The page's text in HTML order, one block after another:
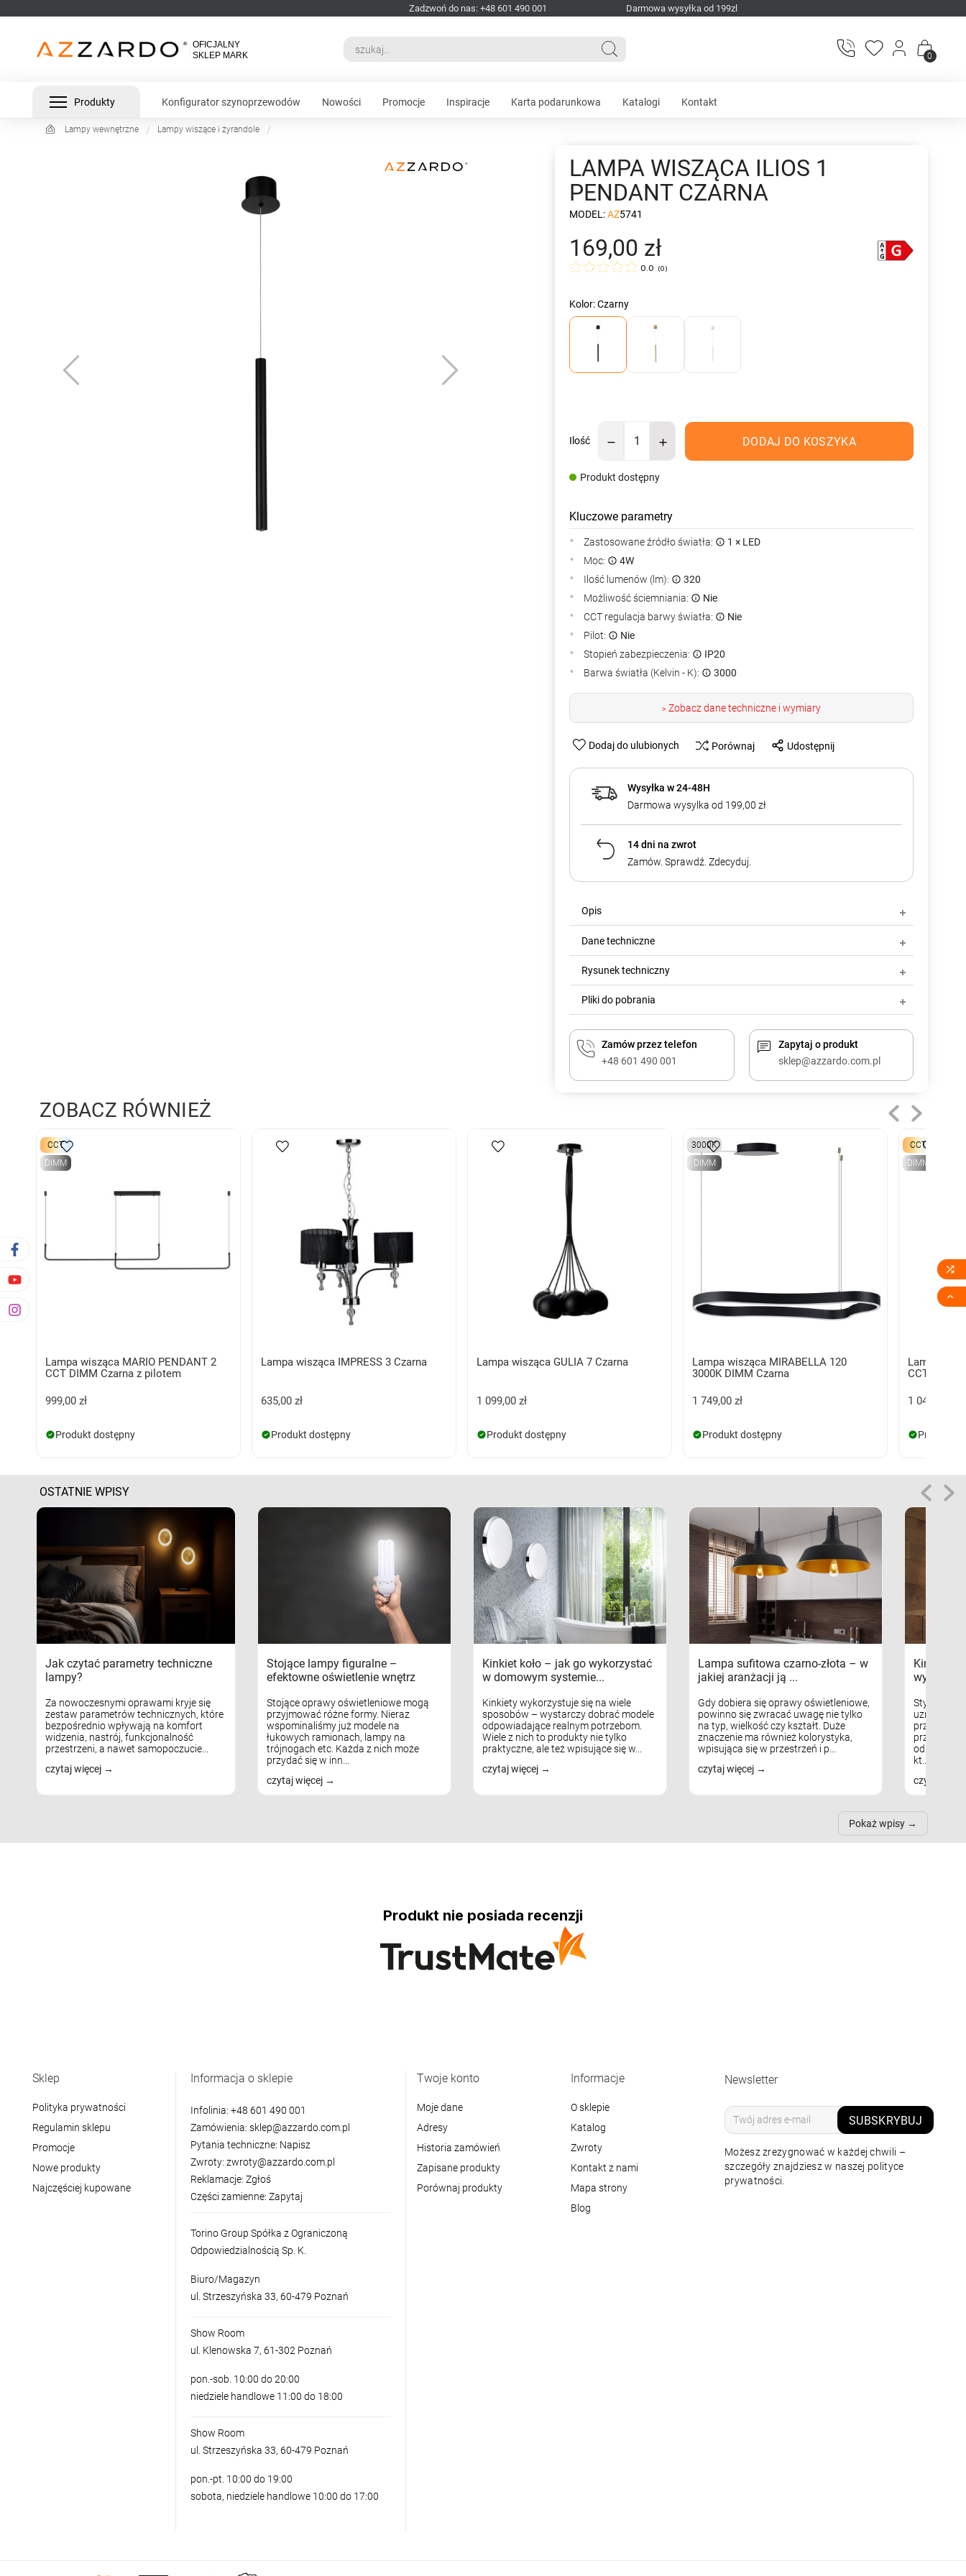
Zadzwoń do nas: +48 601 490 001 Darmowa wysyłka od 199zl
0
Produkty Konfigurator szynoprzewodów Nowości Promocje Inspiracje Karta podarunkowa Katalogi Kontakt
Lampy wewnętrzne Lampy wiszące i żyrandole
LAMPA WISZĄCA ILIOS 1
PENDANT CZARNA
MODEL:AZ5741
169,00 zł
0.0 (0)
Kolor: Czarny
Ilość DODAJ DO KOSZYKA
Produkt dostępny
Kluczowe parametry
Zastosowane źródło światła:
1 × LED
Moc:
4W
Ilość lumenów (lm):
320
Możliwość ściemniania:
Nie
CCT regulacja barwy światła:
Nie
Pilot:
Nie
Stopień zabezpieczenia:
IP20
Barwa światła (Kelvin - K):
3000
> Zobacz dane techniczne i wymiary
Dodaj do ulubionych Porównaj Udostępnij
Wysyłka w 24-48H
Darmowa wysylka od 199,00 zł
14 dni na zwrot
Zamów. Sprawdź. Zdecyduj.
Opis
Dane techniczne
Rysunek techniczny
Pliki do pobrania
Zamów przez telefon
+48 601 490 001
Zapytaj o produkt
sklep@azzardo.com.pl
ZOBACZ RÓWNIEŻ
CCT
DIMM
Lampa wisząca MARIO PENDANT 2
CCT DIMM Czarna z pilotem
999,00 zł
Produkt dostępny
Lampa wisząca IMPRESS 3 Czarna
635,00 zł
Produkt dostępny
Lampa wisząca GULIA 7 Czarna
1 099,00 zł
Produkt dostępny
3000K
DIMM
Lampa wisząca MIRABELLA 120
3000K DIMM Czarna
1 749,00 zł
Produkt dostępny
CCT
DIMM
Lampa
CCT
1 045,00 zł
Produkt
OSTATNIE WPISY
Jak czytać parametry techniczne
lampy?
Za nowoczesnymi oprawami kryje się
zestaw parametrów technicznych, które
bezpośrednio wpływają na komfort
widzenia, nastrój, funkcjonalność
przestrzeni, a nawet samopoczucie...
czytaj więcej
Stojące lampy figuralne –
efektowne oświetlenie wnętrz
Stojące oprawy oświetleniowe mogą
przyjmować różne formy. Nieraz
wspominaliśmy już modele na
łukowych ramionach, lampy na
trójnogach etc. Każda z nich może
przydać się w inn...
czytaj więcej
Kinkiet koło – jak go wykorzystać
w domowym systemie...
Kinkiety wykorzystuje się na wiele
sposobów – wystarczy dobrać modele
odpowiadające realnym potrzebom.
Wiele z nich to produkty nie tylko
praktyczne, ale też wpisujące się w...
czytaj więcej
Lampa sufitowa czarno-złota – w
jakiej aranżacji ją ...
Gdy dobiera się oprawy oświetleniowe,
powinno się zwracać uwagę nie tylko
na typ, wielkość czy kształt. Duże
znaczenie ma również kolorystyka,
wpisująca się w przestrzeń i p...
czytaj więcej
Kinkiety
Styl
uznaniem
kt...
czytaj
Pokaż wpisy
Produkt nie posiada recenzji
Sklep
Polityka prywatności
Regulamin sklepu
Promocje
Nowe produkty
Najczęściej kupowane
Informacja o sklepie
Infolinia: +48 601 490 001
Zamówienia: sklep@azzardo.com.pl
Pytania techniczne: Napisz
Zwroty: zwroty@azzardo.com.pl
Reklamacje: Zgłoś
Części zamienne: Zapytaj
Torino Group Spółka z Ograniczoną
Odpowiedzialnością Sp. K.
Biuro/Magazyn
ul. Strzeszyńska 33, 60-479 Poznań
Show Room
ul. Klenowska 7, 61-302 Poznań
pon.-sob. 10:00 do 20:00
niedziele handlowe 11:00 do 18:00
Show Room
ul. Strzeszyńska 33, 60-479 Poznań
pon.-pt. 10:00 do 19:00
sobota, niedziele handlowe 10:00 do 17:00
Twoje konto
Moje dane
Adresy
Historia zamówień
Zapisane produkty
Porównaj produkty
Informacje
O sklepie
Katalog
Zwroty
Kontakt z nami
Mapa strony
Blog
Newsletter
SUBSKRYBUJ
Możesz zrezygnować w każdej chwili –
szczegóły znajdziesz w naszej polityce
prywatności.

